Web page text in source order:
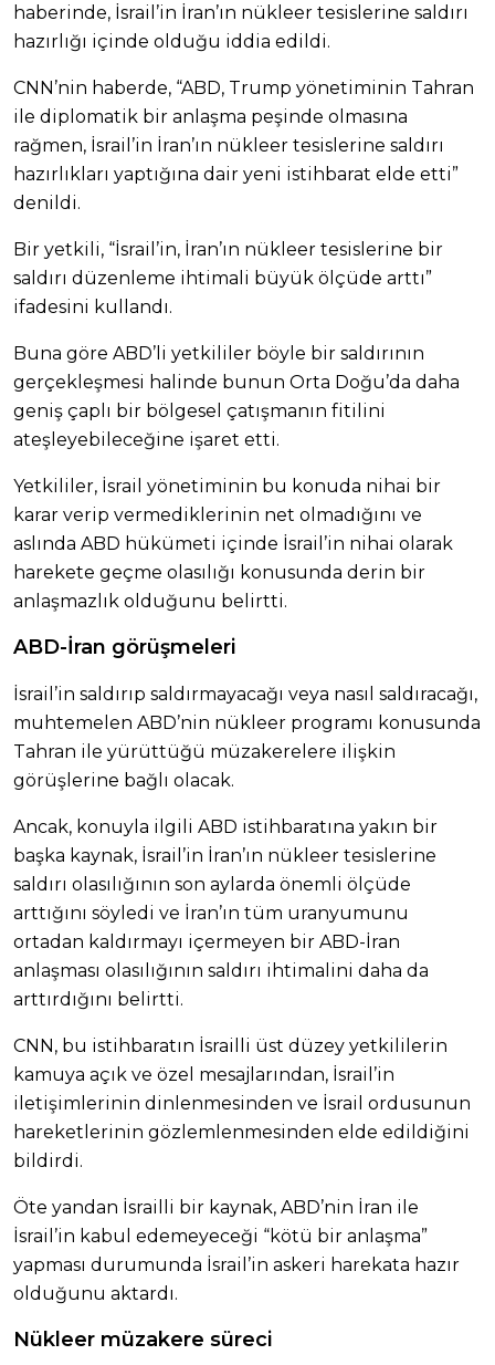
haberinde, İsrail’in İran’ın nükleer tesislerine saldırı
hazırlığı içinde olduğu iddia edildi.
CNN’nin haberde, “ABD, Trump yönetiminin Tahran
ile diplomatik bir anlaşma peşinde olmasına
rağmen, İsrail’in İran’ın nükleer tesislerine saldırı
hazırlıkları yaptığına dair yeni istihbarat elde etti”
denildi.
Bir yetkili, “İsrail’in, İran’ın nükleer tesislerine bir
saldırı düzenleme ihtimali büyük ölçüde arttı”
ifadesini kullandı.
Buna göre ABD’li yetkililer böyle bir saldırının
gerçekleşmesi halinde bunun Orta Doğu’da daha
geniş çaplı bir bölgesel çatışmanın fitilini
ateşleyebileceğine işaret etti.
Yetkililer, İsrail yönetiminin bu konuda nihai bir
karar verip vermediklerinin net olmadığını ve
aslında ABD hükümeti içinde İsrail’in nihai olarak
harekete geçme olasılığı konusunda derin bir
anlaşmazlık olduğunu belirtti.
ABD-İran görüşmeleri
İsrail’in saldırıp saldırmayacağı veya nasıl saldıracağı,
muhtemelen ABD’nin nükleer programı konusunda
Tahran ile yürüttüğü müzakerelere ilişkin
görüşlerine bağlı olacak.
Ancak, konuyla ilgili ABD istihbaratına yakın bir
başka kaynak, İsrail’in İran’ın nükleer tesislerine
saldırı olasılığının son aylarda önemli ölçüde
arttığını söyledi ve İran’ın tüm uranyumunu
ortadan kaldırmayı içermeyen bir ABD-İran
anlaşması olasılığının saldırı ihtimalini daha da
arttırdığını belirtti.
CNN, bu istihbaratın İsrailli üst düzey yetkililerin
kamuya açık ve özel mesajlarından, İsrail’in
iletişimlerinin dinlenmesinden ve İsrail ordusunun
hareketlerinin gözlemlenmesinden elde edildiğini
bildirdi.
Öte yandan İsrailli bir kaynak, ABD’nin İran ile
İsrail’in kabul edemeyeceği “kötü bir anlaşma”
yapması durumunda İsrail’in askeri harekata hazır
olduğunu aktardı.
Nükleer müzakere süreci